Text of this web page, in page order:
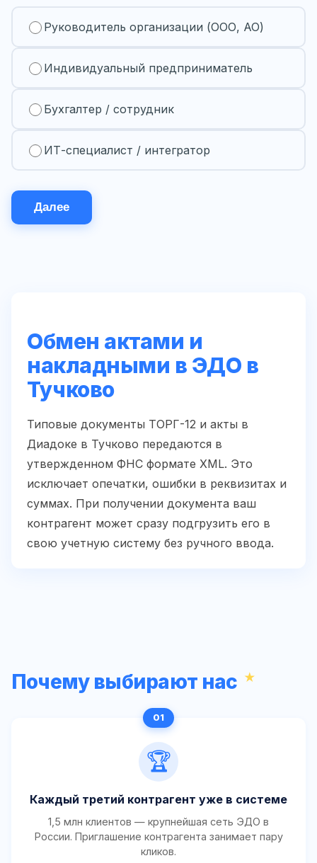
Руководитель организации (ООО, АО)
Индивидуальный предприниматель
Бухгалтер / сотрудник
ИТ-специалист / интегратор
Далее
Обмен актами и
накладными в ЭДО в
Тучково
Типовые документы ТОРГ-12 и акты в
Диадоке в Тучково передаются в
утвержденном ФНС формате XML. Это
исключает опечатки, ошибки в реквизитах и
суммах. При получении документа ваш
контрагент может сразу подгрузить его в
свою учетную систему без ручного ввода.
Почему выбирают нас
🏆
Каждый третий контрагент уже в системе
1,5 млн клиентов — крупнейшая сеть ЭДО в
России. Приглашение контрагента занимает пару
кликов.